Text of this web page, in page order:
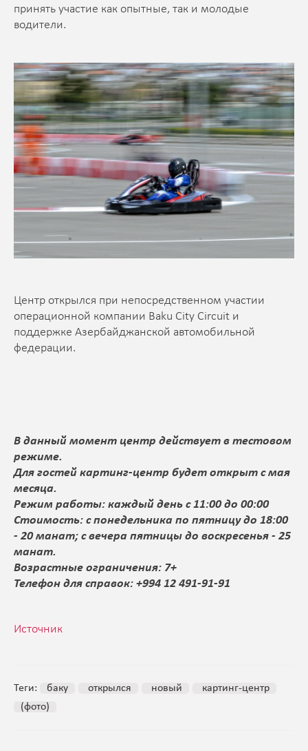
принять участие как опытные, так и молодые
водители.
Центр открылся при непосредственном участии
операционной компании Baku City Circuit и
поддержке Азербайджанской автомобильной
федерации.
В данный момент центр действует в тестовом
режиме.
Для гостей картинг-центр будет открыт с мая
месяца.
Режим работы: каждый день с 11:00 до 00:00
Стоимость: с понедельника по пятницу до 18:00
- 20 манат; с вечера пятницы до воскресенья - 25
манат.
Возрастные ограничения: 7+
Телефон для справок: +994 12 491-91-91
Источник
Теги: баку открылся новый
картинг-центр
(фото)